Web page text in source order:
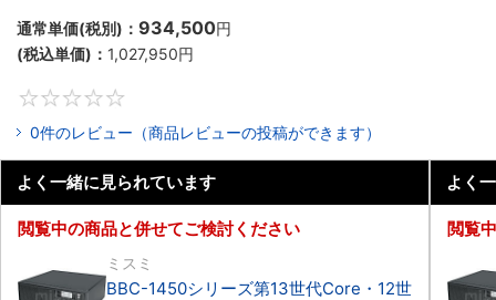
通常単価(税別)： 934,500円
(税込単価)： 1,027,950円
0件のレビュー（商品レビューの投稿ができます）
よく一緒に見られています
閲覧中の商品と併せてご検討ください
ミスミ
BBC-1450シリーズ第13世代Core・12世
よく
閲覧